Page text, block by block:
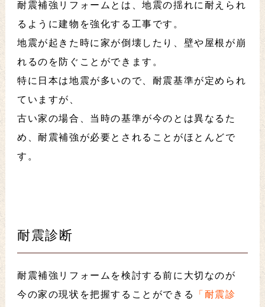
耐震補強リフォームとは、地震の揺れに耐えられ
るように建物を強化する工事です。
地震が起きた時に家が倒壊したり、壁や屋根が崩
れるのを防ぐことができます。
特に日本は地震が多いので、耐震基準が定められ
ていますが、
古い家の場合、当時の基準が今のとは異なるた
め、耐震補強が必要とされることがほとんどで
す。
耐震診断
耐震補強リフォームを検討する前に大切なのが
今の家の現状を把握することができる
「耐震診